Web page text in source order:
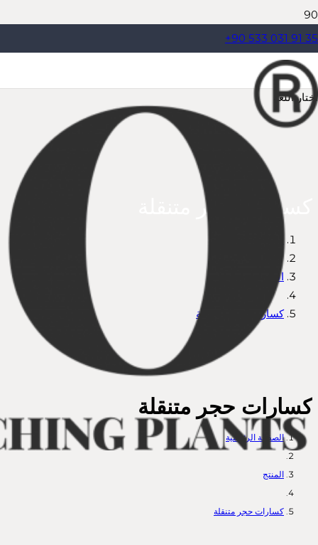
+90 533 031 91 35
اختار اللغة
كسارات حجر متنقلة
المنتج
كسارات حجر متنقلة
كسارات حجر متنقلة
الصفحة الرئيسية
المنتج
كسارات حجر متنقلة